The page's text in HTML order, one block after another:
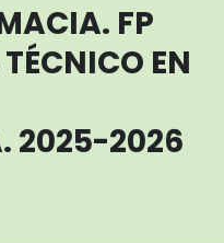
FP
EN
2025-2026